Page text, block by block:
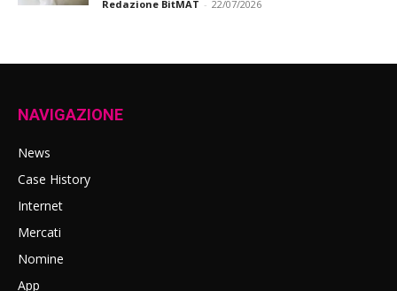
Redazione BitMAT - 22/07/2026
NAVIGAZIONE
News
Case History
Internet
Mercati
Nomine
App